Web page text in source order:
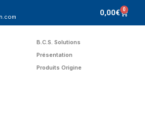
0,00€ 0
B.C.S. Solutions
Présentation
Produits Origine